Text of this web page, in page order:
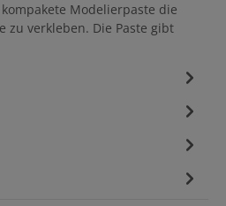
Modelierpaste die
zu verkleben. Die Paste gibt